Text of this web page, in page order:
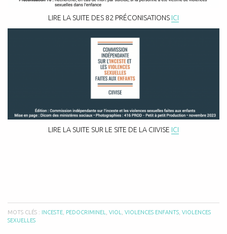
LIRE LA SUITE DES 82 PRÉCONISATIONS ICI
LIRE LA SUITE SUR LE SITE DE LA CIIVISE ICI
MOTS CLÉS : INCESTE, PEDOCRIMINEL, VIOL, VIOLENCES ENFANTS, VIOLENCES
SEXUELLES